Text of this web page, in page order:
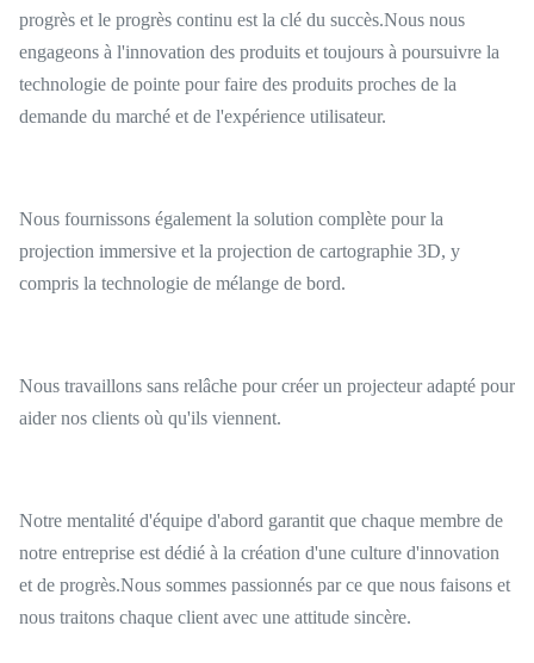
progrès et le progrès continu est la clé du succès.Nous nous
engageons à l'innovation des produits et toujours à poursuivre la
technologie de pointe pour faire des produits proches de la
demande du marché et de l'expérience utilisateur.
Nous fournissons également la solution complète pour la
projection immersive et la projection de cartographie 3D, y
compris la technologie de mélange de bord.
Nous travaillons sans relâche pour créer un projecteur adapté pour
aider nos clients où qu'ils viennent.
Notre mentalité d'équipe d'abord garantit que chaque membre de
notre entreprise est dédié à la création d'une culture d'innovation
et de progrès.Nous sommes passionnés par ce que nous faisons et
nous traitons chaque client avec une attitude sincère.